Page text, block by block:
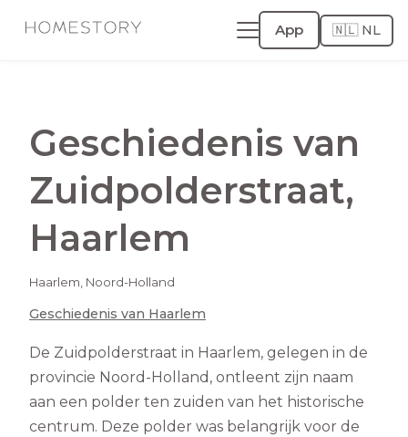
App 🇳🇱 NL
Geschiedenis van
Zuidpolderstraat,
Haarlem
Haarlem, Noord-Holland
Geschiedenis van Haarlem
De Zuidpolderstraat in Haarlem, gelegen in de
provincie Noord-Holland, ontleent zijn naam
aan een polder ten zuiden van het historische
centrum. Deze polder was belangrijk voor de